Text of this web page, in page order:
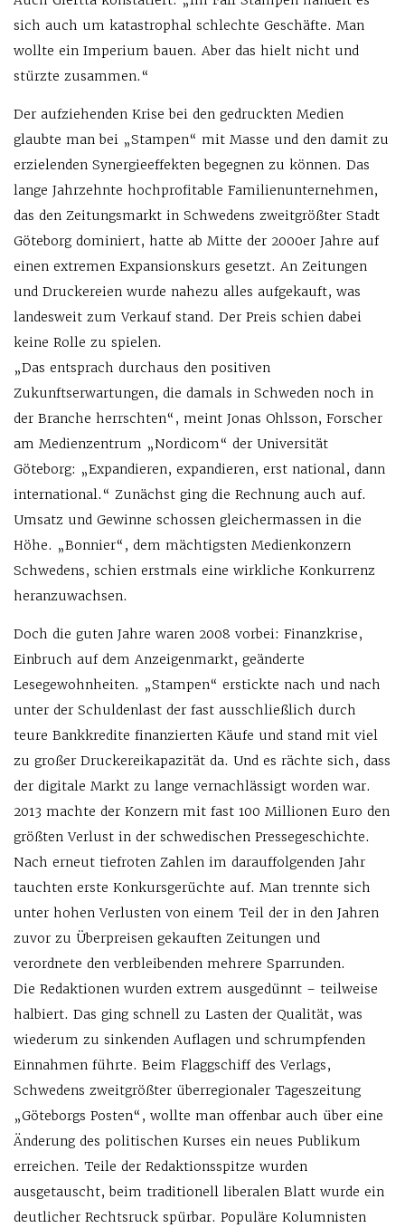
sich auch um katastrophal schlechte Geschäfte. Man
wollte ein Imperium bauen. Aber das hielt nicht und
stürzte zusammen.“
Der aufziehenden Krise bei den gedruckten Medien
glaubte man bei „Stampen“ mit Masse und den damit zu
erzielenden Synergieeffekten begegnen zu können. Das
lange Jahrzehnte hochprofitable Familienunternehmen,
das den Zeitungsmarkt in Schwedens zweitgrößter Stadt
Göteborg dominiert, hatte ab Mitte der 2000er Jahre auf
einen extremen Expansionskurs gesetzt. An Zeitungen
und Druckereien wurde nahezu alles aufgekauft, was
landesweit zum Verkauf stand. Der Preis schien dabei
keine Rolle zu spielen.
„Das entsprach durchaus den positiven
Zukunftserwartungen, die damals in Schweden noch in
der Branche herrschten“, meint Jonas Ohlsson, Forscher
am Medienzentrum „Nordicom“ der Universität
Göteborg: „Expandieren, expandieren, erst national, dann
international.“ Zunächst ging die Rechnung auch auf.
Umsatz und Gewinne schossen gleichermassen in die
Höhe. „Bonnier“, dem mächtigsten Medienkonzern
Schwedens, schien erstmals eine wirkliche Konkurrenz
heranzuwachsen.
Doch die guten Jahre waren 2008 vorbei: Finanzkrise,
Einbruch auf dem Anzeigenmarkt, geänderte
Lesegewohnheiten. „Stampen“ erstickte nach und nach
unter der Schuldenlast der fast ausschließlich durch
teure Bankkredite finanzierten Käufe und stand mit viel
zu großer Druckereikapazität da. Und es rächte sich, dass
der digitale Markt zu lange vernachlässigt worden war.
2013 machte der Konzern mit fast 100 Millionen Euro den
größten Verlust in der schwedischen Pressegeschichte.
Nach erneut tiefroten Zahlen im darauffolgenden Jahr
tauchten erste Konkursgerüchte auf. Man trennte sich
unter hohen Verlusten von einem Teil der in den Jahren
zuvor zu Überpreisen gekauften Zeitungen und
verordnete den verbleibenden mehrere Sparrunden.
Die Redaktionen wurden extrem ausgedünnt – teilweise
halbiert. Das ging schnell zu Lasten der Qualität, was
wiederum zu sinkenden Auflagen und schrumpfenden
Einnahmen führte. Beim Flaggschiff des Verlags,
Schwedens zweitgrößter überregionaler Tageszeitung
„Göteborgs Posten“, wollte man offenbar auch über eine
Änderung des politischen Kurses ein neues Publikum
erreichen. Teile der Redaktionsspitze wurden
ausgetauscht, beim traditionell liberalen Blatt wurde ein
deutlicher Rechtsruck spürbar. Populäre Kolumnisten